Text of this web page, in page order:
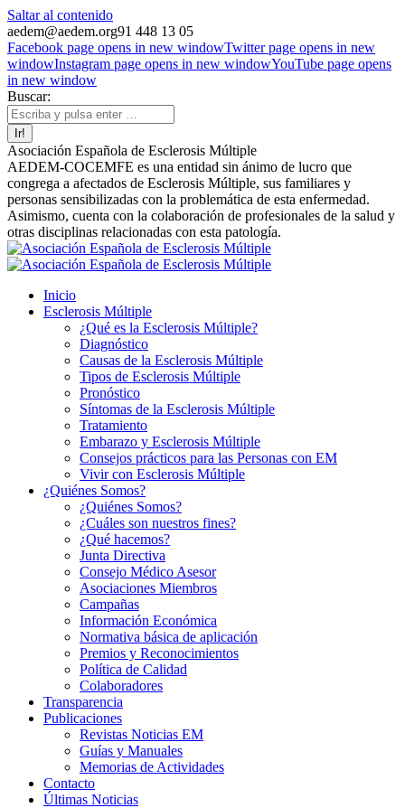
Saltar al contenido
aedem@aedem.org91 448 13 05
Facebook page opens in new windowTwitter page opens in new
windowInstagram page opens in new windowYouTube page opens
in new window
Buscar:
Asociación Española de Esclerosis Múltiple
AEDEM-COCEMFE es una entidad sin ánimo de lucro que
congrega a afectados de Esclerosis Múltiple, sus familiares y
personas sensibilizadas con la problemática de esta enfermedad.
Asimismo, cuenta con la colaboración de profesionales de la salud y
otras disciplinas relacionadas con esta patología.
Inicio
Esclerosis Múltiple
¿Qué es la Esclerosis Múltiple?
Diagnóstico
Causas de la Esclerosis Múltiple
Tipos de Esclerosis Múltiple
Pronóstico
Síntomas de la Esclerosis Múltiple
Tratamiento
Embarazo y Esclerosis Múltiple
Consejos prácticos para las Personas con EM
Vivir con Esclerosis Múltiple
¿Quiénes Somos?
¿Quiénes Somos?
¿Cuáles son nuestros fines?
¿Qué hacemos?
Junta Directiva
Consejo Médico Asesor
Asociaciones Miembros
Campañas
Información Económica
Normativa básica de aplicación
Premios y Reconocimientos
Política de Calidad
Colaboradores
Transparencia
Publicaciones
Revistas Noticias EM
Guías y Manuales
Memorias de Actividades
Contacto
Últimas Noticias